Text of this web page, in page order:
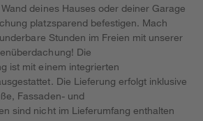
deines Hauses oder deiner Garage
platzsparend befestigen. Mach
Stunden im Freien mit unserer
Die
ist mit einem integrierten
Die Lieferung erfolgt inklusive
Fassaden- und
sind nicht im Lieferumfang enthalten